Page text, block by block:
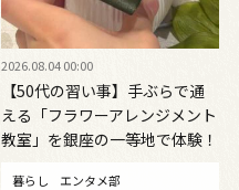
2026.08.04 00:00
【50代の習い事】手ぶらで通
える「フラワーアレンジメント
教室」を銀座の一等地で体験！
暮らし エンタメ部